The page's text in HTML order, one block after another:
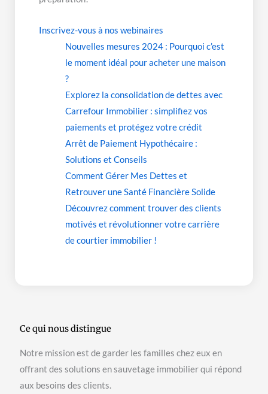
Inscrivez-vous à nos webinaires
Nouvelles mesures 2024 : Pourquoi c’est
le moment idéal pour acheter une maison
?
Explorez la consolidation de dettes avec
Carrefour Immobilier : simplifiez vos
paiements et protégez votre crédit
Arrêt de Paiement Hypothécaire :
Solutions et Conseils
Comment Gérer Mes Dettes et
Retrouver une Santé Financière Solide
Découvrez comment trouver des clients
motivés et révolutionner votre carrière
de courtier immobilier !
Ce qui nous distingue
Notre mission est de garder les familles chez eux en
offrant des solutions en sauvetage immobilier qui répond
aux besoins des clients.